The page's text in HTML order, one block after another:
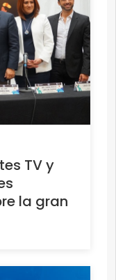
TV y
la gran